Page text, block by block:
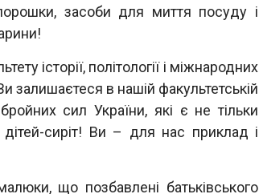
засоби для миття посуду і
історії, політології і міжнародних
залишаєтеся в нашій факультетській
сил України, які є не тільки
сиріт! Ви – для нас приклад і
що позбавлені батьківського